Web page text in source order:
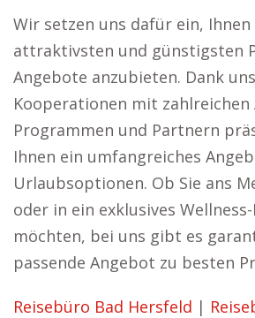
Wir setzen uns dafür ein, Ihnen
attraktivsten und günstigsten
Angebote anzubieten. Dank
Kooperationen mit zahlreichen
Programmen und Partnern
Ihnen ein umfangreiches
Urlaubsoptionen. Ob Sie ans
oder in ein exklusives
möchten, bei uns gibt es
passende Angebot zu besten
Reisebüro Bad Hersfeld |